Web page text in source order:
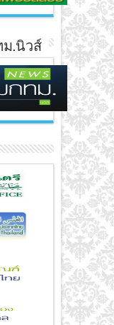
ม.นิวส์